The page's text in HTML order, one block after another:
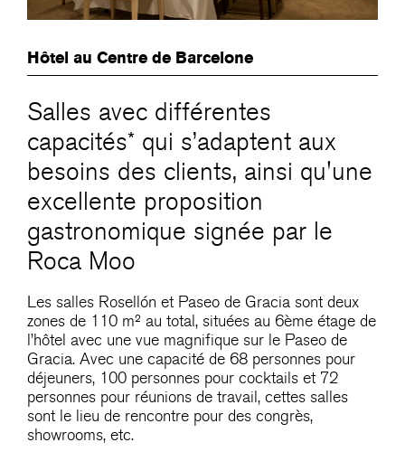
Hôtel au Centre de Barcelone
Salles avec différentes
capacités* qui s’adaptent aux
besoins des clients, ainsi qu'une
excellente proposition
gastronomique signée par le
Roca Moo
Les salles Rosellón et Paseo de Gracia sont deux
zones de 110 m² au total, situées au 6ème étage de
l’hôtel avec une vue magnifique sur le Paseo de
Gracia. Avec une capacité de 68 personnes pour
déjeuners, 100 personnes pour cocktails et 72 ​​
personnes pour réunions de travail, cettes salles
sont le lieu de rencontre pour des congrès,
showrooms, etc.